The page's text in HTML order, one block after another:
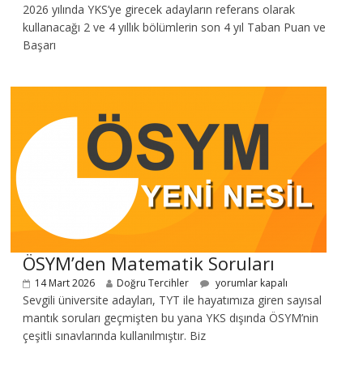
2026 yılında YKS’ye girecek adayların referans olarak
kullanacağı 2 ve 4 yıllık bölümlerin son 4 yıl Taban Puan ve
Başarı
ÖSYM’den Matematik Soruları
14 Mart 2026 Doğru Tercihler yorumlar kapalı
Sevgili üniversite adayları, TYT ile hayatımıza giren sayısal
mantık soruları geçmişten bu yana YKS dışında ÖSYM’nin
çeşitli sınavlarında kullanılmıştır. Biz